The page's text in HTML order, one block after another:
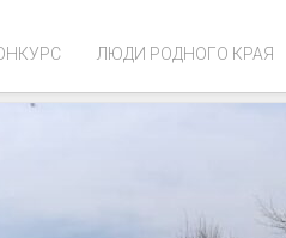
ЛЮДИ РОДНОГО КРАЯ